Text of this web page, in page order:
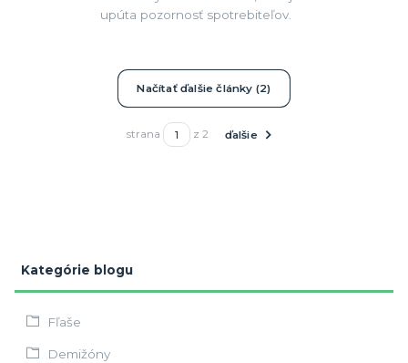
Kategórie blogu
Fľaše
Demižóny
upúta pozornosť spotrebiteľov.
Načítať ďalšie články (2)
strana z 2 ďalšie